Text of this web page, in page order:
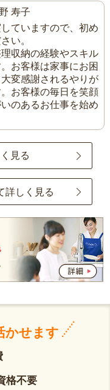
寿子
ていますので、初め
い。
収納の経験やスキル
お客様は家事にお困
変感謝されるやりが
お客様の毎日を笑顔
のあるお仕事を始め
見る
詳しく見る
かせます
格不要